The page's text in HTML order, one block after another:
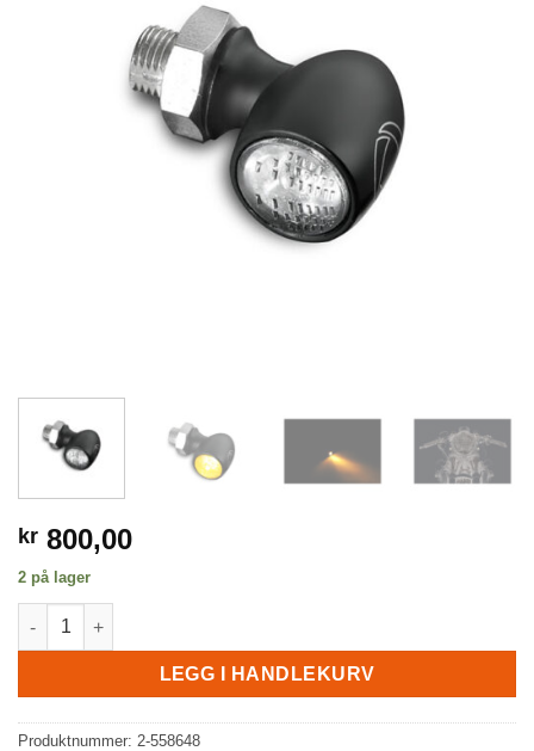
kr 800,00
2 på lager
KELLERMANN, BULLET ATTO LED TURN SIGNAL Sort ECE
LEGG I HANDLEKURV
Produktnummer: 2-558648